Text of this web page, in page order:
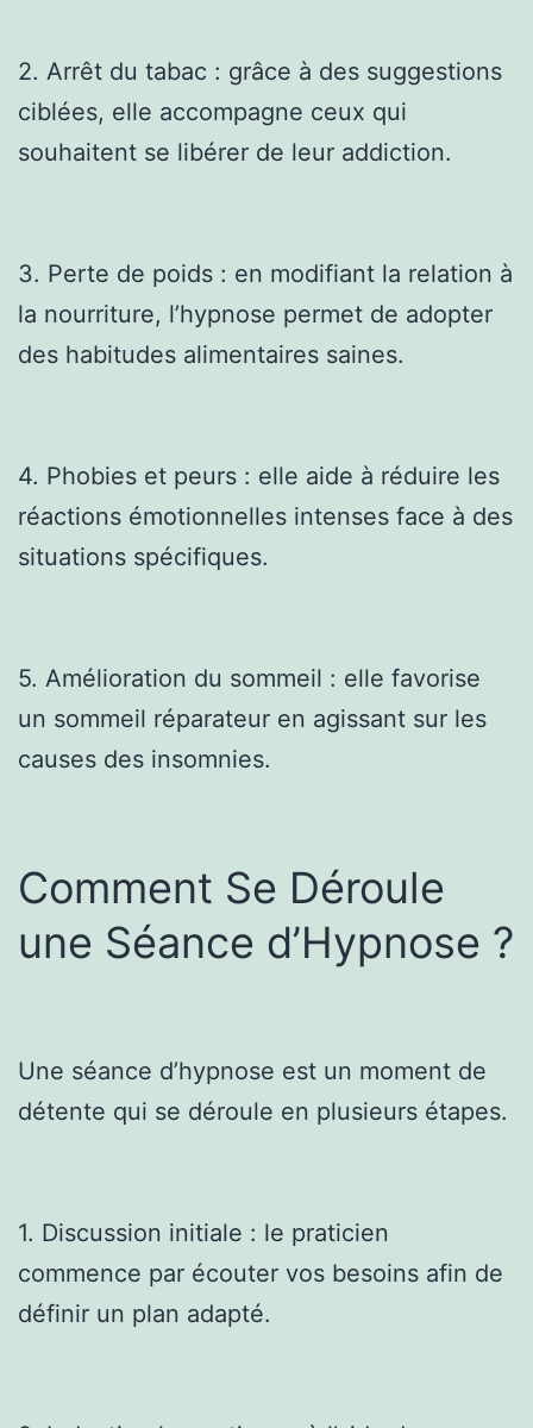
2. Arrêt du tabac : grâce à des suggestions
ciblées, elle accompagne ceux qui
souhaitent se libérer de leur addiction.
3. Perte de poids : en modifiant la relation à
la nourriture, l’hypnose permet de adopter
des habitudes alimentaires saines.
4. Phobies et peurs : elle aide à réduire les
réactions émotionnelles intenses face à des
situations spécifiques.
5. Amélioration du sommeil : elle favorise
un sommeil réparateur en agissant sur les
causes des insomnies.
Comment Se Déroule
une Séance d’Hypnose ?
Une séance d’hypnose est un moment de
détente qui se déroule en plusieurs étapes.
1. Discussion initiale : le praticien
commence par écouter vos besoins afin de
définir un plan adapté.